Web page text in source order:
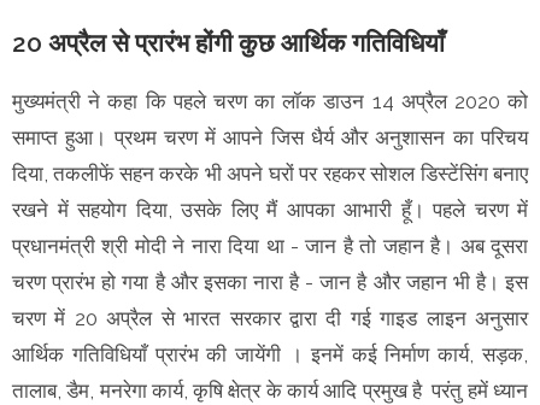
20 अप्रैल से प्रारंभ होंगी कुछ आर्थिक गतिविधियाँ
मुख्यमंत्री ने कहा कि पहले चरण का लॉक डाउन 14 अप्रैल 2020 को
समाप्त हुआ। प्रथम चरण में आपने जिस धैर्य और अनुशासन का परिचय
दिया, तकलीफें सहन करके भी अपने घरों पर रहकर सोशल डिस्टेंसिंग बनाए
रखने में सहयोग दिया, उसके लिए मैं आपका आभारी हूँ। पहले चरण में
प्रधानमंत्री श्री मोदी ने नारा दिया था - जान है तो जहान है। अब दूसरा
चरण प्रारंभ हो गया है और इसका नारा है - जान है और जहान भी है। इस
चरण में 20 अप्रैल से भारत सरकार द्वारा दी गई गाइड लाइन अनुसार
आर्थिक गतिविधियाँ प्रारंभ की जायेंगी । इनमें कई निर्माण कार्य, सड़क,
तालाब, डैम, मनरेगा कार्य, कृषि क्षेत्र के कार्य आदि प्रमुख है परंतु हमें ध्यान